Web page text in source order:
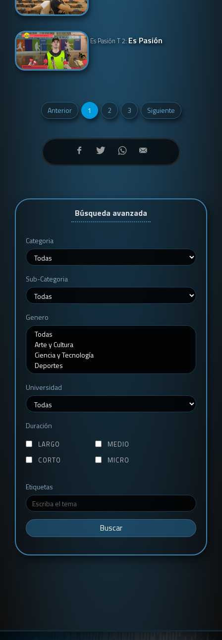
Es Pasión T 2: Es Pasión
Anterior 1 2 3 Siguiente
Búsqueda avanzada
Categoria
Sub-Categoria
Genero
Universidad
Duración
LARGO
MEDIO
CORTO
MICRO
Etiquetas
Buscar